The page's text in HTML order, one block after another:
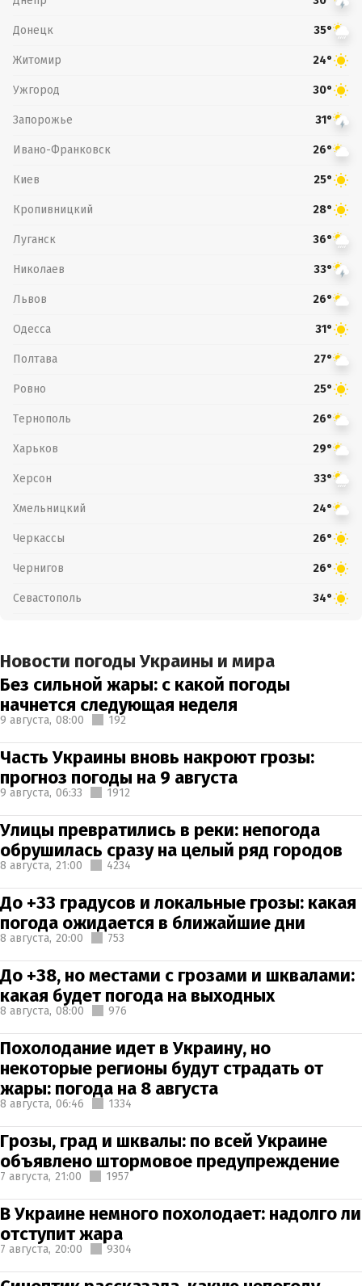
Донецк 35°
Житомир 24°
Ужгород 30°
Запорожье 31°
Ивано-Франковск 26°
Киев 25°
Кропивницкий 28°
Луганск 36°
Николаев 33°
Львов 26°
Одесса 31°
Полтава 27°
Ровно 25°
Тернополь 26°
Харьков 29°
Херсон 33°
Хмельницкий 24°
Черкассы 26°
Чернигов 26°
Севастополь 34°
Новости погоды Украины и мира
Без сильной жары: с какой погоды
начнется следующая неделя
9 августа, 08:00 192
Часть Украины вновь накроют грозы:
прогноз погоды на 9 августа
9 августа, 06:33 1912
Улицы превратились в реки: непогода
обрушилась сразу на целый ряд городов
8 августа, 21:00 4234
До +33 градусов и локальные грозы: какая
погода ожидается в ближайшие дни
8 августа, 20:00 753
До +38, но местами с грозами и шквалами:
какая будет погода на выходных
8 августа, 08:00 976
Похолодание идет в Украину, но
некоторые регионы будут страдать от
жары: погода на 8 августа
8 августа, 06:46 1334
Грозы, град и шквалы: по всей Украине
объявлено штормовое предупреждение
7 августа, 21:00 1957
В Украине немного похолодает: надолго ли
отступит жара
7 августа, 20:00 9304